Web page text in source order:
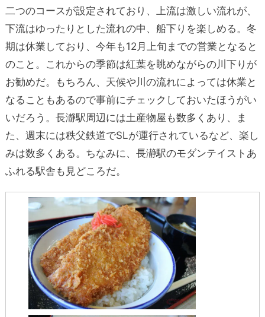
二つのコースが設定されており、上流は激しい流れが、
下流はゆったりとした流れの中、船下りを楽しめる。冬
期は休業しており、今年も12月上旬までの営業となると
のこと。これからの季節は紅葉を眺めながらの川下りが
お勧めだ。もちろん、天候や川の流れによっては休業と
なることもあるので事前にチェックしておいたほうがい
いだろう。長瀞駅周辺には土産物屋も数多くあり、ま
た、週末には秩父鉄道でSLが運行されているなど、楽し
みは数多くある。ちなみに、長瀞駅のモダンテイストあ
ふれる駅舎も見どころだ。